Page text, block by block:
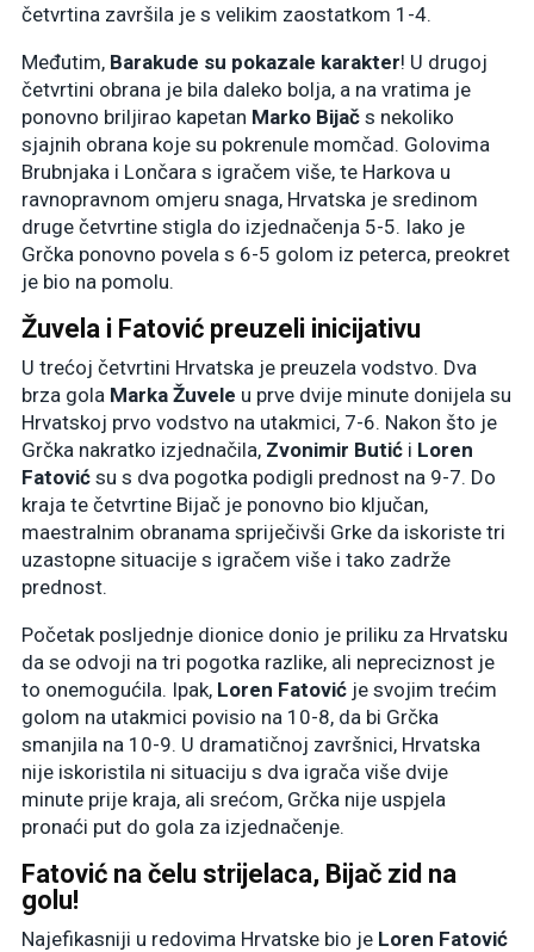
četvrtina završila je s velikim zaostatkom 1-4.
Međutim, Barakude su pokazale karakter! U drugoj
četvrtini obrana je bila daleko bolja, a na vratima je
ponovno briljirao kapetan Marko Bijač s nekoliko
sjajnih obrana koje su pokrenule momčad. Golovima
Brubnjaka i Lončara s igračem više, te Harkova u
ravnopravnom omjeru snaga, Hrvatska je sredinom
druge četvrtine stigla do izjednačenja 5-5. Iako je
Grčka ponovno povela s 6-5 golom iz peterca, preokret
je bio na pomolu.
Žuvela i Fatović preuzeli inicijativu
U trećoj četvrtini Hrvatska je preuzela vodstvo. Dva
brza gola Marka Žuvele u prve dvije minute donijela su
Hrvatskoj prvo vodstvo na utakmici, 7-6. Nakon što je
Grčka nakratko izjednačila, Zvonimir Butić i Loren
Fatović su s dva pogotka podigli prednost na 9-7. Do
kraja te četvrtine Bijač je ponovno bio ključan,
maestralnim obranama spriječivši Grke da iskoriste tri
uzastopne situacije s igračem više i tako zadrže
prednost.
Početak posljednje dionice donio je priliku za Hrvatsku
da se odvoji na tri pogotka razlike, ali nepreciznost je
to onemogućila. Ipak, Loren Fatović je svojim trećim
golom na utakmici povisio na 10-8, da bi Grčka
smanjila na 10-9. U dramatičnoj završnici, Hrvatska
nije iskoristila ni situaciju s dva igrača više dvije
minute prije kraja, ali srećom, Grčka nije uspjela
pronaći put do gola za izjednačenje.
Fatović na čelu strijelaca, Bijač zid na
golu!
Najefikasniji u redovima Hrvatske bio je Loren Fatović